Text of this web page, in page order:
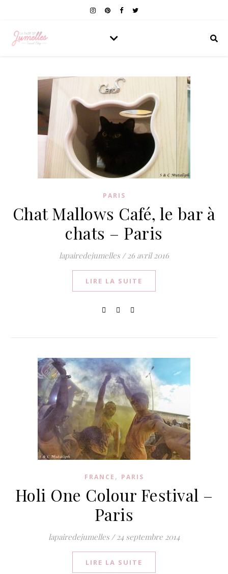
PARIS
Chat Mallows Café, le bar à
chats – Paris
lapairedejumelles / 26 avril 2016
LIRE LA SUITE
FRANCE , PARIS
Holi One Colour Festival –
Paris
lapairedejumelles / 24 septembre 2014
LIRE LA SUITE